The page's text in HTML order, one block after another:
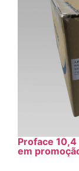
Proface 10,4
em